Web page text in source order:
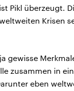
Pikl überzeugt.
Krisen
gewisse
zusammen in
eben